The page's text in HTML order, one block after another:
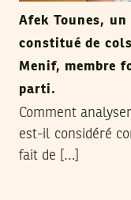
Afek Tounes,
constitué de
Menif, membre
parti.
Comment
est-il considéré
fait de […]